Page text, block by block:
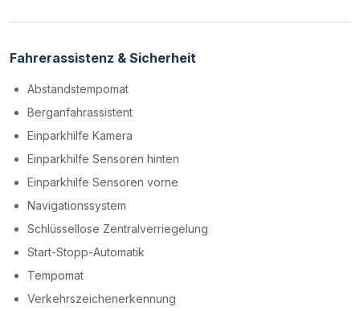
Fahrerassistenz & Sicherheit
Abstandstempomat
Berganfahrassistent
Einparkhilfe Kamera
Einparkhilfe Sensoren hinten
Einparkhilfe Sensoren vorne
Navigationssystem
Schlüssellose Zentralverriegelung
Start-Stopp-Automatik
Tempomat
Verkehrszeichenerkennung